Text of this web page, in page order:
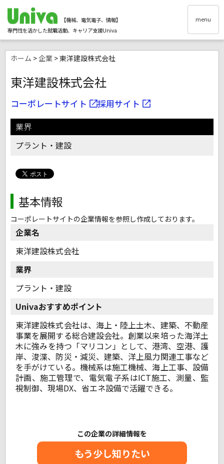
【機械、電気電子、情報】
専門性を活かした就職活動、キャリア支援Univa
menu
ホーム > 企業 > 東洋建設株式会社
東洋建設株式会社
コーポレートサイト 採用サイト
業界
プラント・建設
基本情報
コーポレートサイトの企業情報を参照し作成しております。
企業名
東洋建設株式会社
業界
プラント・建設
Univaおすすめポイント
東洋建設株式会社は、海上・陸上土木、建築、不動産
事業を展開する総合建設会社。創業以来培った海洋土
木に強みを持つ「マリコン」として、港湾、空港、護
岸、浚渫、防災・減災、建築、洋上風力関連工事など
を手がけている。機械系は施工機械、海上工事、設備
計画、施工管理で、電気電子系はICT施工、測量、監
視制御、現場DX、省エネ設備で活躍できる。
この企業の詳細情報を
もう少し知りたい